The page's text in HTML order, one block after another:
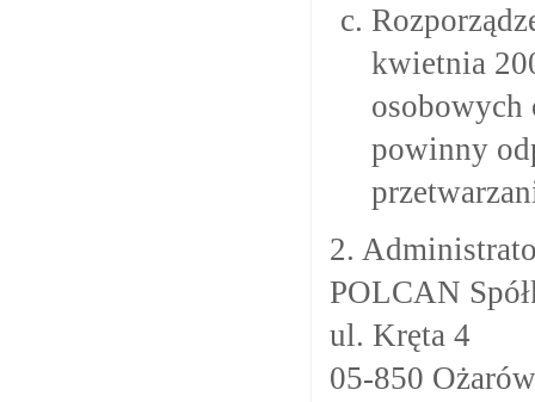
kwietnia
powinny
2.
POLCAN
ul. Kręta 4
05-850